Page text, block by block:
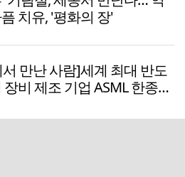
치유, '평화의 장'
만난 사람]세계 최대 반도
비 제조 기업 ASML 한종호